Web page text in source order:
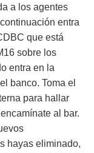
a los agentes
entra
que está
sobre los
entra en la
banco. Toma el
para hallar
al bar.
hayas eliminado,